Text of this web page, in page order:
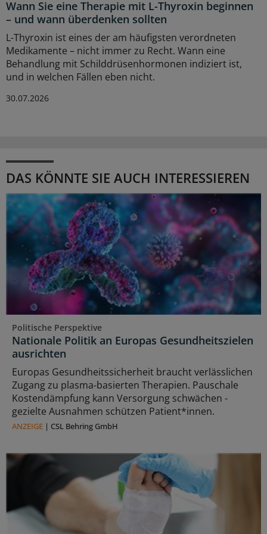
Wann Sie eine Therapie mit L-Thyroxin beginnen
– und wann überdenken sollten
L-Thyroxin ist eines der am häufigsten verordneten
Medikamente – nicht immer zu Recht. Wann eine
Behandlung mit Schilddrüsenhormonen indiziert ist,
und in welchen Fällen eben nicht.
30.07.2026
DAS KÖNNTE SIE AUCH INTERESSIEREN
Politische Perspektive
Nationale Politik an Europas Gesundheitszielen
ausrichten
Europas Gesundheitssicherheit braucht verlässlichen
Zugang zu plasma‑basierten Therapien. Pauschale
Kostendämpfung kann Versorgung schwächen -
gezielte Ausnahmen schützen Patient*innen.
ANZEIGE | CSL Behring GmbH